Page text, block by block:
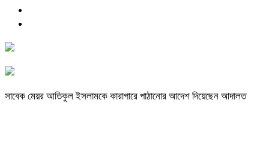
সাবেক মেয়র আতিকুল ইসলামকে কারাগারে পাঠানোর আদেশ দিয়েছেন আদালত